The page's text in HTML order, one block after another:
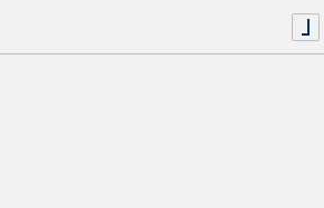
Profil (Xing / LinkedIn / andere)
Word, ZIP, OpenOffice,
BMP | Maximal 20 MB